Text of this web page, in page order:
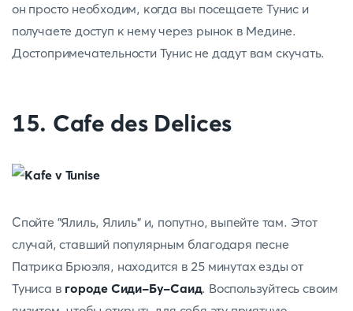
он просто необходим, когда вы посещаете Тунис и
получаете доступ к нему через рынок в Медине.
Достопримечательности Тунис не дадут вам скучать.
15. Cafe des Delices
Спойте "Ялиль, Ялиль" и, попутно, выпейте там. Этот
случай, ставший популярным благодаря песне
Патрика Брюэля, находится в 25 минутах езды от
Туниса в городе Сиди-Бу-Саид. Воспользуйтесь своим